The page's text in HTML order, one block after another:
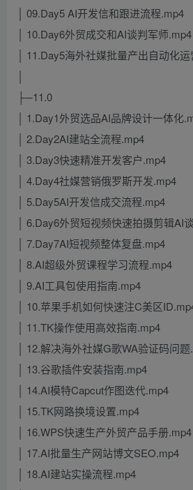
│ 09.Day5 AI开发信和跟进流程.mp4
│ 10.Day6外贸成交和AI谈判军师.mp4
│ 11.Day5海外社媒批量产出自动化
│
├─11.0
│ 1.Day1外贸选品AI品牌设计一体化
│ 2.Day2AI建站全流程.mp4
│ 3.Day3快速精准开发客户.mp4
│ 4.Day4社媒营销俄罗斯开发.mp4
│ 5.Day5AI开发信成交流程.mp4
│ 6.Day6外贸短视频快速拍摄剪辑AI
│ 7.Day7AI短视频整体复盘.mp4
│ 8.AI超级外贸课程学习流程.mp4
│ 9.AI工具包使用指南.mp4
│ 10.苹果手机如何快速注C美区
│ 11.TK操作使用高效指南.mp4
│ 12.解决海外社媒G歌WA验证码问
│ 13.谷歌插件安装指南.mp4
│ 14.AI模特Capcut作图迭代.mp4
│ 15.TK网路换境设置.mp4
│ 16.WPS快速生产外贸产品手册.mp4
│ 17.AI批量生产网站博文SEO.mp4
│ 18.AI建站实操流程.mp4